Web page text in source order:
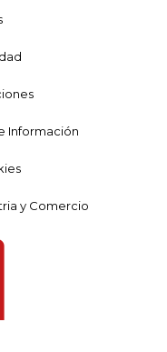
Información
y Comercio